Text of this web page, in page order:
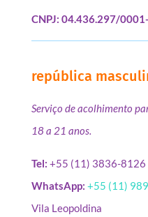
CNPJ: 04.436.297/
república
Serviço de acolhimento
18 a 21 anos.
Tel: +55 (11) 3836-8126
WhatsApp: +55 (11)
Vila Leopoldina